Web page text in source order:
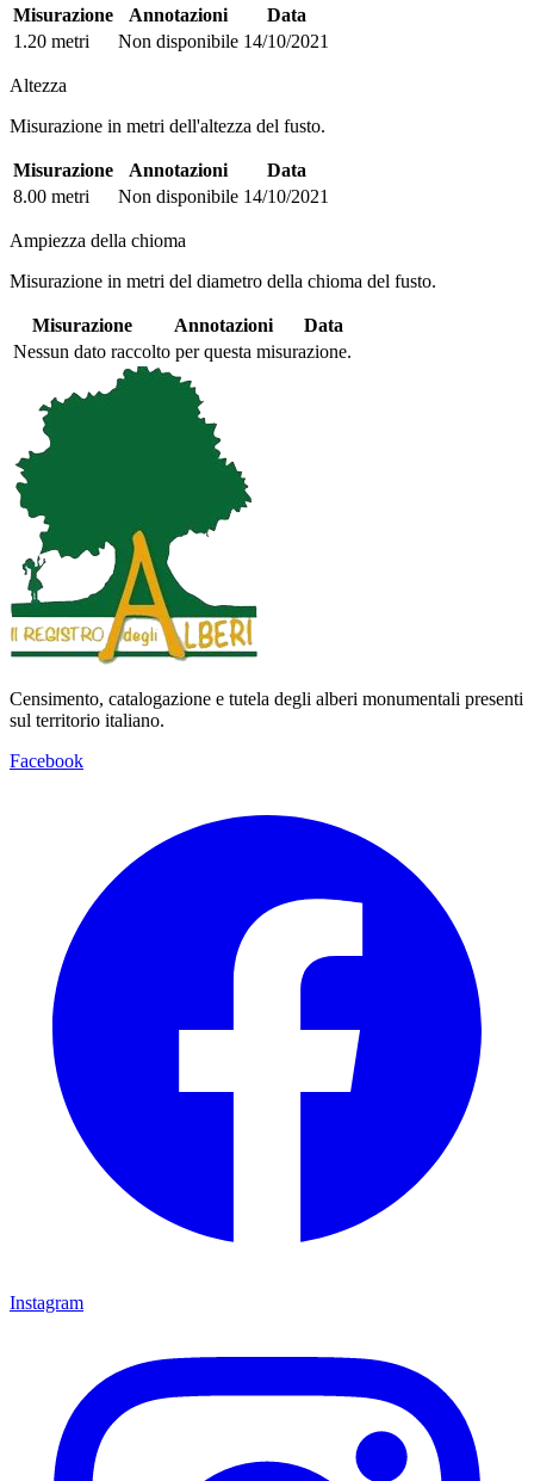
Misurazione Annotazioni
Data
1.20 metri
Non disponibile 14/10/2021
Altezza
Misurazione in metri dell'altezza del fusto.
Misurazione Annotazioni
Data
8.00 metri
Non disponibile 14/10/2021
Ampiezza della chioma
Misurazione in metri del diametro della chioma del fusto.
Misurazione Annotazioni
Data
Nessun dato raccolto per questa misurazione.
Censimento, catalogazione e tutela degli alberi monumentali presenti
sul territorio italiano.
Facebook
Instagram